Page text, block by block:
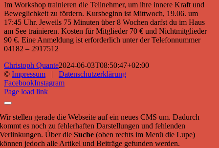
Im Workshop trainieren die Teilnehmer, um ihre innere Kraft und
Beweglichkeit zu fördern. Kursbeginn ist Mittwoch, 19.06. um
17:45 Uhr. Jeweils 75 Minuten über 8 Wochen darfst du im Haus
am See trainieren. Kosten für Mitglieder 70 € und Nichtmitglieder
90 €. Eine Anmeldung ist erforderlich unter der Telefonnummer
04182 – 2917512
Christoph Quante2024-06-03T08:50:47+02:00
© Impressum | Datenschutzerklärung
FacebookInstagram
Page load link
Wir stellen gerade die Webseite auf ein neues CMS um. Dadurch
kommt es noch zu fehlerhaften Darstellungen und fehlenden
Verlinkungen. Über dieSuche (oben rechts im Menü die Lupe)
können jedoch alle Artikel und Beiträge gefunden werden.